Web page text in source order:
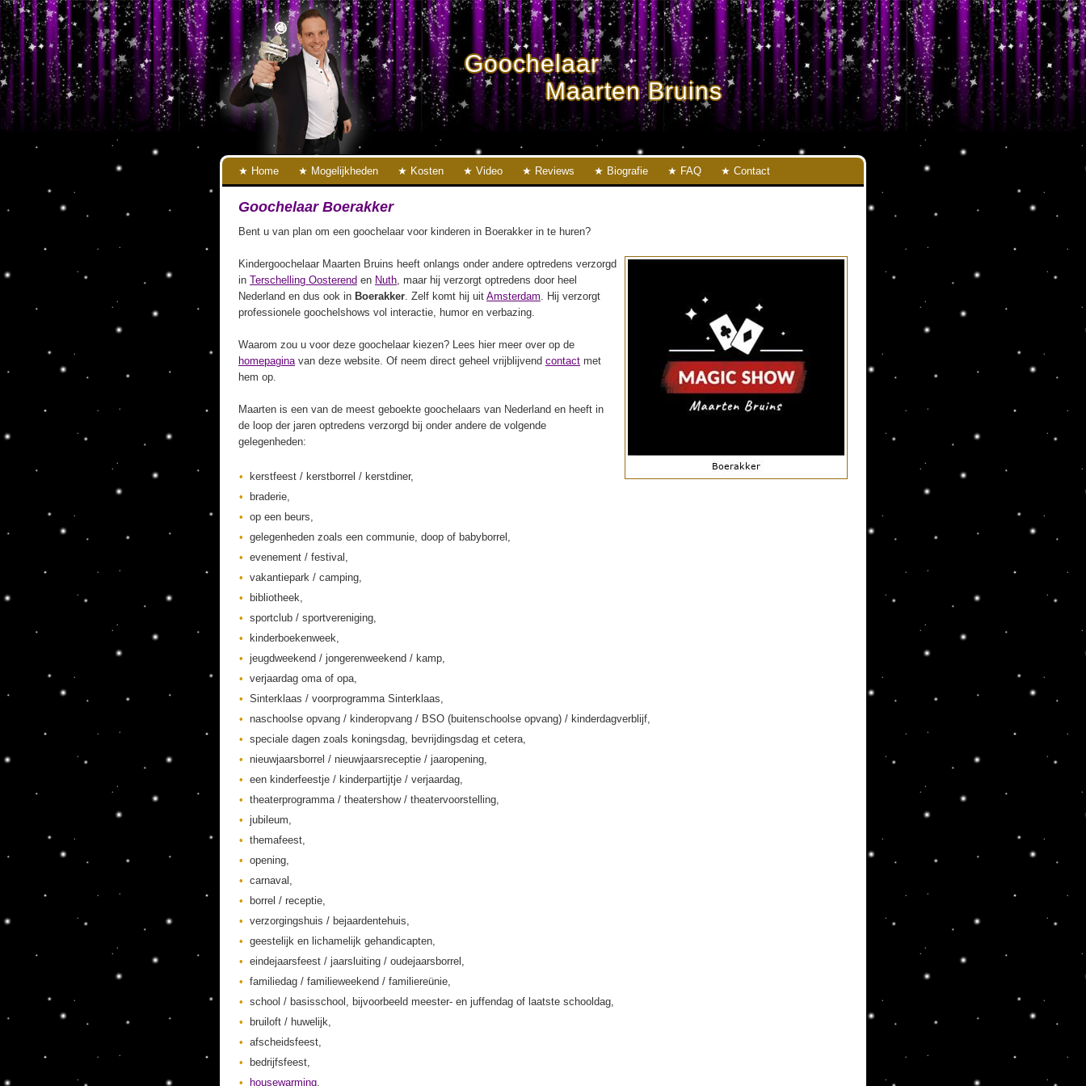
Goochelaar
Maarten Bruins
Home Mogelijkheden Kosten Video Reviews Biografie FAQ Contact
Goochelaar Boerakker
Bent u van plan om een goochelaar voor kinderen in Boerakker in te huren?
Kindergoochelaar Maarten Bruins heeft onlangs onder andere optredens verzorgd
in Terschelling Oosterend en Nuth, maar hij verzorgt optredens door heel
Nederland en dus ook in Boerakker. Zelf komt hij uit Amsterdam. Hij verzorgt
professionele goochelshows vol interactie, humor en verbazing.
Waarom zou u voor deze goochelaar kiezen? Lees hier meer over op de
homepaginavan deze website. Of neem direct geheel vrijblijvend contact met
hem op.
Maarten is een van de meest geboekte goochelaars van Nederland en heeft in
de loop der jaren optredens verzorgd bij onder andere de volgende
gelegenheden:
kerstfeest / kerstborrel / kerstdiner,
braderie,
op een beurs,
gelegenheden zoals een communie, doop of babyborrel,
evenement / festival,
vakantiepark / camping,
bibliotheek,
sportclub / sportvereniging,
kinderboekenweek,
jeugdweekend / jongerenweekend / kamp,
verjaardag oma of opa,
Sinterklaas / voorprogramma Sinterklaas,
naschoolse opvang / kinderopvang / BSO (buitenschoolse opvang) / kinderdagverblijf,
speciale dagen zoals koningsdag, bevrijdingsdag et cetera,
nieuwjaarsborrel / nieuwjaarsreceptie / jaaropening,
een kinderfeestje / kinderpartijtje / verjaardag,
theaterprogramma / theatershow / theatervoorstelling,
jubileum,
themafeest,
opening,
carnaval,
borrel / receptie,
verzorgingshuis / bejaardentehuis,
geestelijk en lichamelijk gehandicapten,
eindejaarsfeest / jaarsluiting / oudejaarsborrel,
familiedag / familieweekend / familiereünie,
school / basisschool, bijvoorbeeld meester- en juffendag of laatste schooldag,
bruiloft / huwelijk,
afscheidsfeest,
bedrijfsfeest,
housewarming,